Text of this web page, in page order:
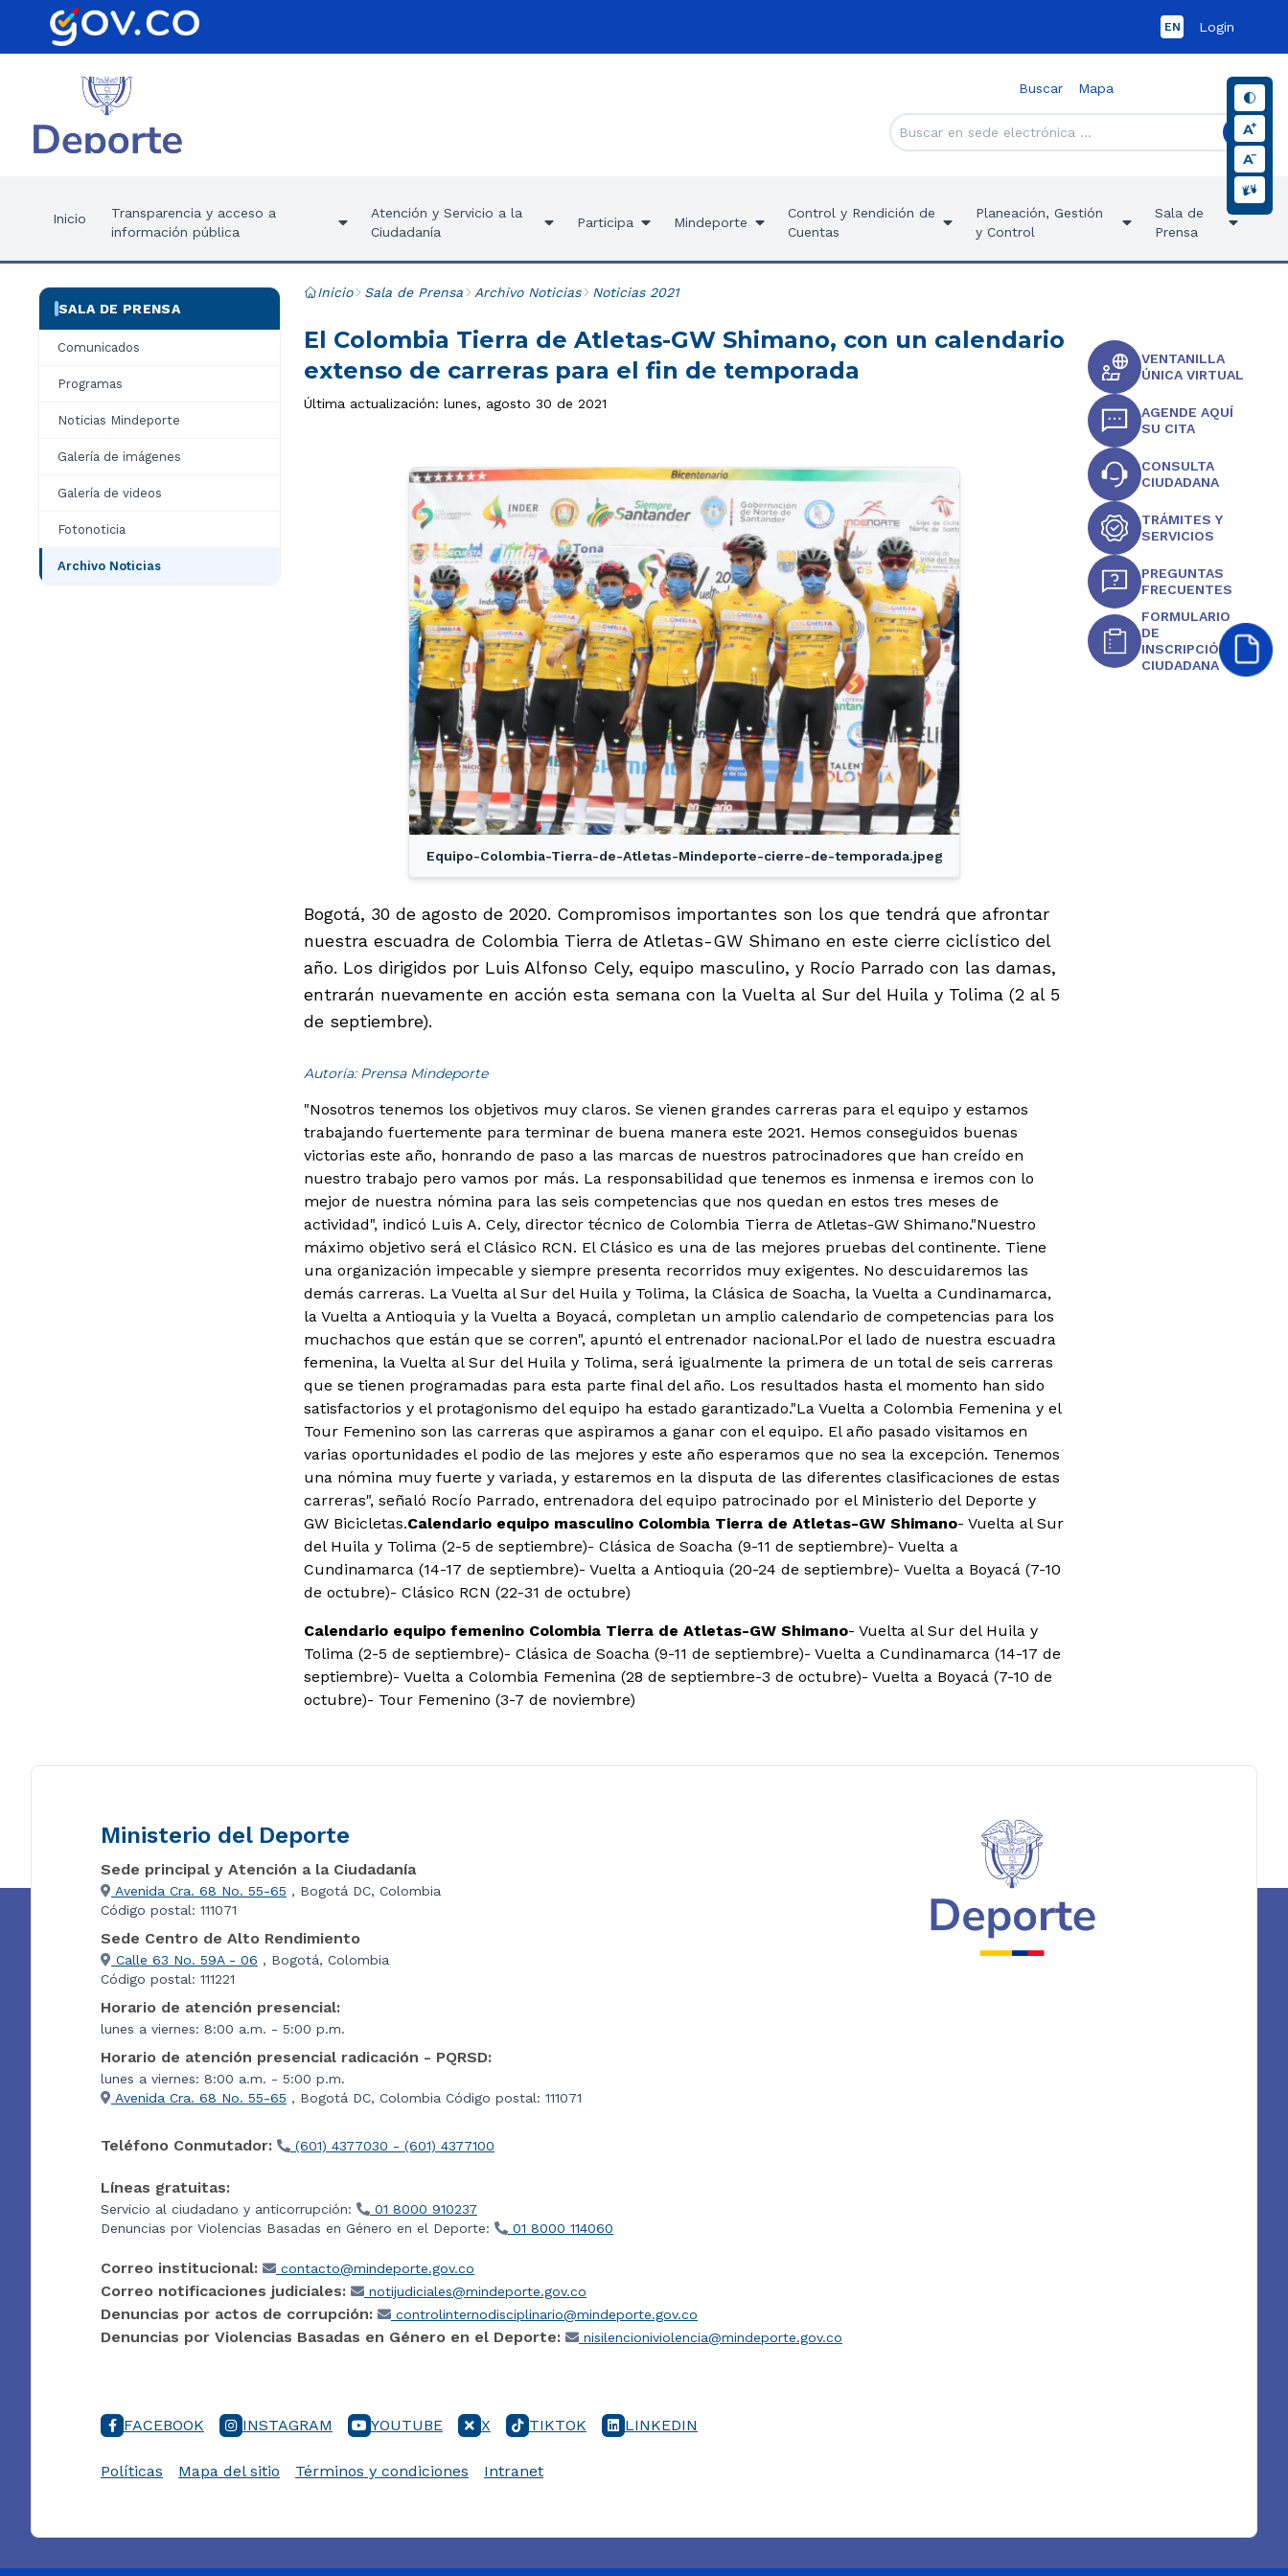
EN Login
Buscar Mapa
Inicio
Transparencia y acceso a
información pública
Atención y Servicio a la
Ciudadanía
Participa Mindeporte
Control y Rendición de
Cuentas
Planeación, Gestión
y Control
Sala de
Prensa
SALA DE PRENSA
Comunicados
Programas
Noticias Mindeporte
Galería de imágenes
Galería de videos
Fotonoticia
Archivo Noticias
Inicio Sala de Prensa Archivo Noticias Noticias 2021
El Colombia Tierra de Atletas-GW Shimano, con un calendario
extenso de carreras para el fin de temporada
Última actualización: lunes, agosto 30 de 2021
Equipo-Colombia-Tierra-de-Atletas-Mindeporte-cierre-de-temporada.jpeg
Bogotá, 30 de agosto de 2020. Compromisos importantes son los que tendrá que afrontar
nuestra escuadra de Colombia Tierra de Atletas-GW Shimano en este cierre ciclístico del
año. Los dirigidos por Luis Alfonso Cely, equipo masculino, y Rocío Parrado con las damas,
entrarán nuevamente en acción esta semana con la Vuelta al Sur del Huila y Tolima (2 al 5
de septiembre).
Autoría: Prensa Mindeporte
"Nosotros tenemos los objetivos muy claros. Se vienen grandes carreras para el equipo y estamos
trabajando fuertemente para terminar de buena manera este 2021. Hemos conseguidos buenas
victorias este año, honrando de paso a las marcas de nuestros patrocinadores que han creído en
nuestro trabajo pero vamos por más. La responsabilidad que tenemos es inmensa e iremos con lo
mejor de nuestra nómina para las seis competencias que nos quedan en estos tres meses de
actividad", indicó Luis A. Cely, director técnico de Colombia Tierra de Atletas-GW Shimano."Nuestro
máximo objetivo será el Clásico RCN. El Clásico es una de las mejores pruebas del continente. Tiene
una organización impecable y siempre presenta recorridos muy exigentes. No descuidaremos las
demás carreras. La Vuelta al Sur del Huila y Tolima, la Clásica de Soacha, la Vuelta a Cundinamarca,
la Vuelta a Antioquia y la Vuelta a Boyacá, completan un amplio calendario de competencias para los
muchachos que están que se corren", apuntó el entrenador nacional.Por el lado de nuestra escuadra
femenina, la Vuelta al Sur del Huila y Tolima, será igualmente la primera de un total de seis carreras
que se tienen programadas para esta parte final del año. Los resultados hasta el momento han sido
satisfactorios y el protagonismo del equipo ha estado garantizado."La Vuelta a Colombia Femenina y el
Tour Femenino son las carreras que aspiramos a ganar con el equipo. El año pasado visitamos en
varias oportunidades el podio de las mejores y este año esperamos que no sea la excepción. Tenemos
una nómina muy fuerte y variada, y estaremos en la disputa de las diferentes clasificaciones de estas
carreras", señaló Rocío Parrado, entrenadora del equipo patrocinado por el Ministerio del Deporte y
GW Bicicletas.Calendario equipo masculino Colombia Tierra de Atletas-GW Shimano- Vuelta al Sur
del Huila y Tolima (2-5 de septiembre)- Clásica de Soacha (9-11 de septiembre)- Vuelta a
Cundinamarca (14-17 de septiembre)- Vuelta a Antioquia (20-24 de septiembre)- Vuelta a Boyacá (7-10
de octubre)- Clásico RCN (22-31 de octubre)
Calendario equipo femenino Colombia Tierra de Atletas-GW Shimano- Vuelta al Sur del Huila y
Tolima (2-5 de septiembre)- Clásica de Soacha (9-11 de septiembre)- Vuelta a Cundinamarca (14-17 de
septiembre)- Vuelta a Colombia Femenina (28 de septiembre-3 de octubre)- Vuelta a Boyacá (7-10 de
octubre)- Tour Femenino (3-7 de noviembre)
VENTANILLA
ÚNICA VIRTUAL
AGENDE AQUÍ
SU CITA
CONSULTA
CIUDADANA
TRÁMITES Y
SERVICIOS
PREGUNTAS
FRECUENTES
FORMULARIO
DE
INSCRIPCIÓN
CIUDADANA
Ministerio del Deporte
Sede principal y Atención a la Ciudadanía
Avenida Cra. 68 No. 55-65 , Bogotá DC, Colombia
Código postal: 111071
Sede Centro de Alto Rendimiento
Calle 63 No. 59A - 06 , Bogotá, Colombia
Código postal: 111221
Horario de atención presencial:
lunes a viernes: 8:00 a.m. - 5:00 p.m.
Horario de atención presencial radicación - PQRSD:
lunes a viernes: 8:00 a.m. - 5:00 p.m.
Avenida Cra. 68 No. 55-65 , Bogotá DC, Colombia Código postal: 111071
Teléfono Conmutador: (601) 4377030 - (601) 4377100
Líneas gratuitas:
Servicio al ciudadano y anticorrupción:
01 8000 910237
Denuncias por Violencias Basadas en Género en el Deporte:
01 8000 114060
Correo institucional: contacto@mindeporte.gov.co
Correo notificaciones judiciales: notijudiciales@mindeporte.gov.co
Denuncias por actos de corrupción: controlinternodisciplinario@mindeporte.gov.co
Denuncias por Violencias Basadas en Género en el Deporte: nisilencioniviolencia@mindeporte.gov.co
FACEBOOK INSTAGRAM YOUTUBE X TIKTOK LINKEDIN
Políticas Mapa del sitio Términos y condiciones Intranet